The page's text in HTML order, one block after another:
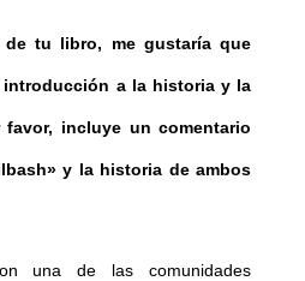
de tu libro, me gustaría que
introducción a la historia y la
favor, incluye un comentario
y la historia de ambos
una de las comunidades